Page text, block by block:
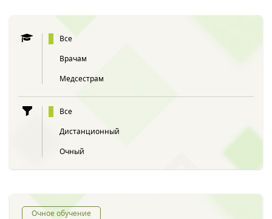
Все
Врачам
Медсестрам
Все
Дистанционный
Очный
Очное обучение